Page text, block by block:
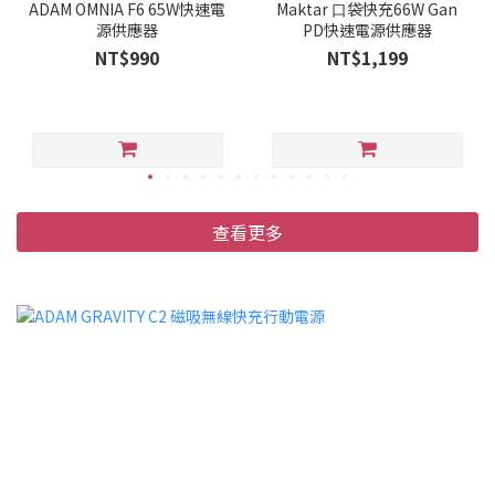
ADAM OMNIA F6 65W快速電
源供應器
NT$990
Maktar ⼝袋快充66W Gan
PD快速電源供應器
NT$1,199
查看更多